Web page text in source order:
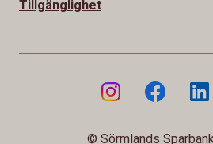
Tillgänglighet
© Sörmlands